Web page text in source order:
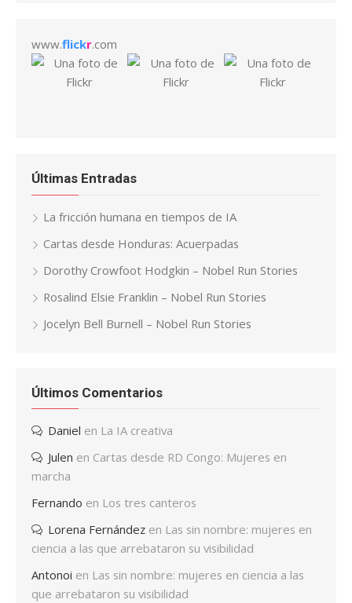
www.flickr.com
Últimas Entradas
La fricción humana en tiempos de IA
Cartas desde Honduras: Acuerpadas
Dorothy Crowfoot Hodgkin – Nobel Run Stories
Rosalind Elsie Franklin – Nobel Run Stories
Jocelyn Bell Burnell – Nobel Run Stories
Últimos Comentarios
Daniel en La IA creativa
Julen en Cartas desde RD Congo: Mujeres en
marcha
Fernando en Los tres canteros
Lorena Fernández en Las sin nombre: mujeres en
ciencia a las que arrebataron su visibilidad
Antonoi en Las sin nombre: mujeres en ciencia a las
que arrebataron su visibilidad